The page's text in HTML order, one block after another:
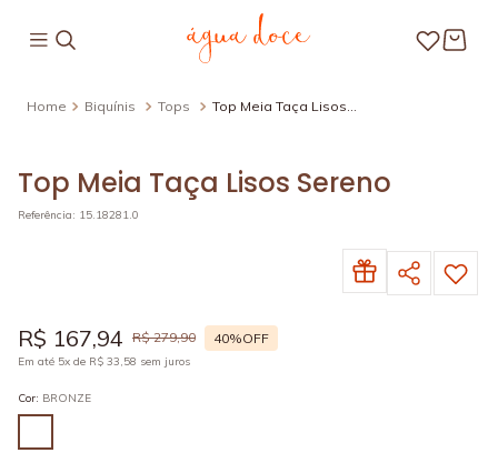
Biquínis Tops
Top Meia Taça Lisos
Top Meia Taça Lisos Sereno
Referência: 15.18281.0
R$ 167,94 R$ 279,90 40%OFF
Em até 5x de R$ 33,58 sem juros
Cor: BRONZE